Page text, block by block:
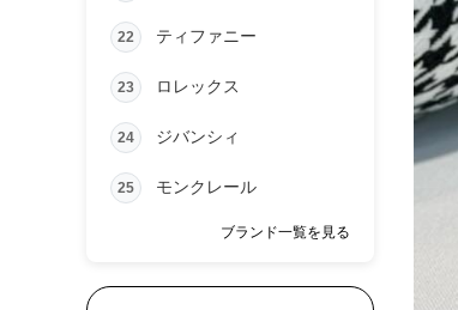
22 ティファニー
23 ロレックス
24 ジバンシィ
25 モンクレール
ブランド一覧を見る